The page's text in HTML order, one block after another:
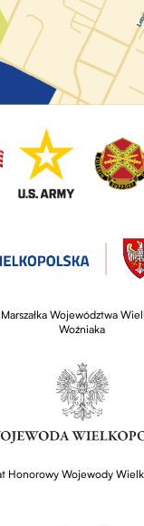
Województwa
Woźniaka
Honorowy Wojewody